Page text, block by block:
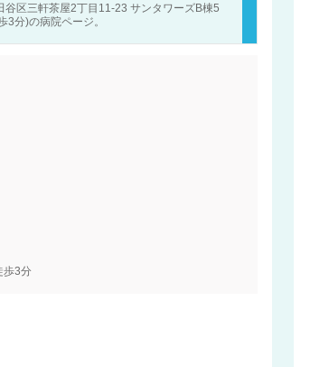
区三軒茶屋2丁目11-23 サンタワーズB棟5
3分)の病院ページ。
歩3分